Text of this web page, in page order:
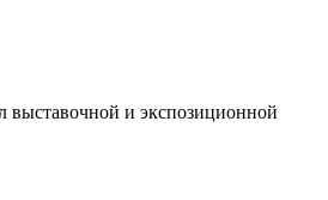
выставочной и экспозиционной